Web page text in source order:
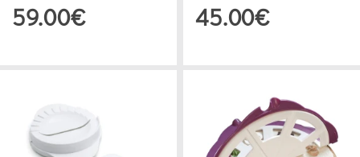
59.00€ 45.00€